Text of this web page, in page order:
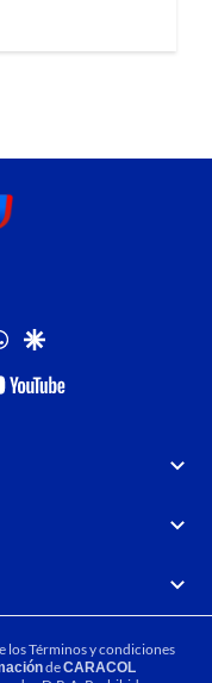
whatsapp
google
youtube-
losTérminos y condiciones
deCARACOL